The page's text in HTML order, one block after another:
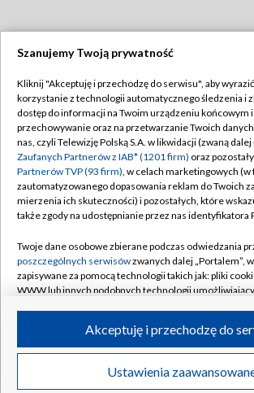
TVP
Abonament TVP
Emisja w TVP
Centrum informacji TVP
Naziemna Telewizja Cyfrowa
Rada Programowa
System NOS
Informacje o nadawcy
Program dla prasy
Ogłoszenie przetargowe
Regulamin TVP
Polityka prywatności
Moje zgody
Pomoc
Kontakt
Kanały
©2026 Telewizja Polska S.A. w
Szanujemy Twoją prywatność
Kliknij "Akceptuję i przechodzę do serwisu", aby
korzystanie z technologii automatycznego śledzenia i
dostęp do informacji na Twoim urządzeniu końcowym i
przechowywanie oraz na przetwarzanie Twoich
nas, czyli Telewizję Polską S.A. w likwidacji (zwaną dalej
Zaufanych Partnerów z IAB* (1201 firm) oraz
Partnerów TVP (93 firm), w celach marketingowych (w
zautomatyzowanego dopasowania reklam do Twoich
mierzenia ich skuteczności) i pozostałych, które
także zgody na udostępnianie przez nas identyfikatora
Twoje dane osobowe zbierane podczas odwiedzania
poszczególnych serwisówzwanych dalej „Portalem”,
zapisywane za pomocą technologii takich jak: pliki
WWW lub innych podobnych technologii
ruchu w Internecie.
Twoje dane osobowe zbierane podczas odwiedzania
poszczególnych serwisówna Portalu, takie jak adresy
Ustawienia
Akceptuję i przechodzę do